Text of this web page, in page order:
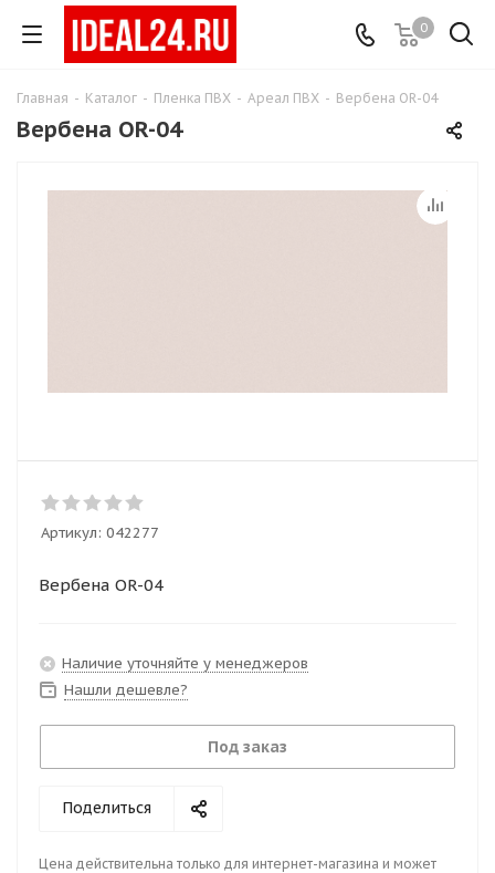
0
Главная - Каталог - Пленка ПВХ - Ареал ПВХ - Вербена OR-04
Вербена OR-04
Артикул: 042277
Вербена OR-04
Наличие уточняйте у менеджеров
Нашли дешевле?
Под заказ
Поделиться
Цена действительна только для интернет-магазина и может